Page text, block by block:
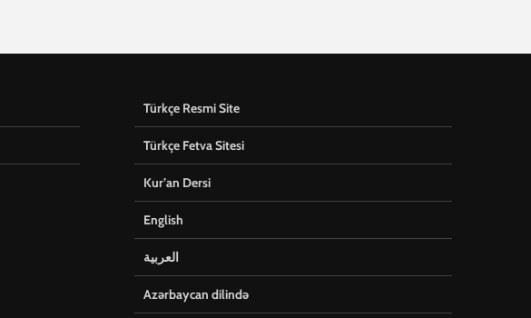
Türkçe Resmi Site
Türkçe Fetva Sitesi
Kur’an Dersi
English
العربية
Azərbaycan dilində